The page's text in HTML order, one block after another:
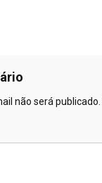
não será publicado.